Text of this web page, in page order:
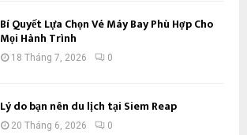
Bí Quyết Lựa Chọn Vé Máy Bay Phù Hợp Cho
Mọi Hành Trình
18 Tháng 7, 2026 0
Lý do bạn nên du lịch tại Siem Reap
20 Tháng 6, 2026 0